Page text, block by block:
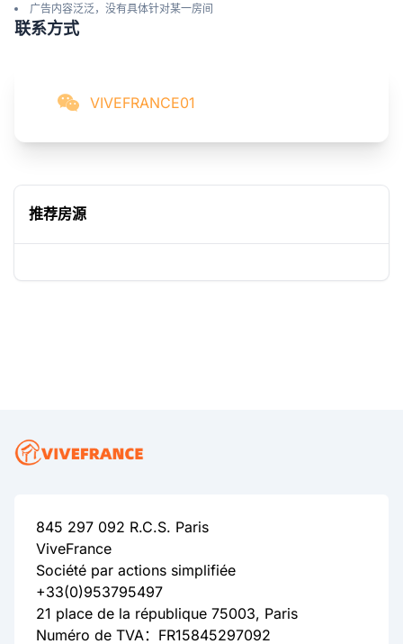
广告内容泛泛，没有具体针对某一房间
联系方式
VIVEFRANCE01
推荐房源
845 297 092 R.C.S. Paris
ViveFrance
Société par actions simplifiée
+33(0)953795497
21 place de la république 75003, Paris
Numéro de TVA：FR15845297092